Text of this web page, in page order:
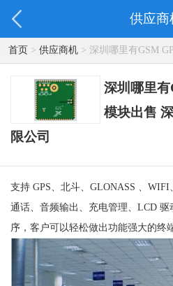
供应商
首页> 供应商机> 深圳哪里有GSM
巨欣通讯技术有限公司
深圳哪里
模块出售
限公司
支持 GPS、北斗、GLONASS 、WIFI
通话、音频输出、充电管理、LCD
序，客户可以轻松做出功能强大的终